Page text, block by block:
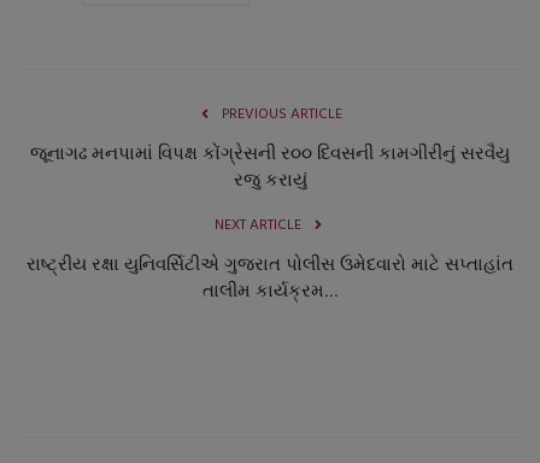
PREVIOUS ARTICLE
જૂનાગઢ મનપામાં વિપક્ષ કોંગ્રેસની ર૦૦ દિવસની કામગીરીનું સરવૈયુ
રજુ કરાયું
NEXT ARTICLE
રાષ્ટ્રીય રક્ષા યુનિવર્સિટીએ ગુજરાત પોલીસ ઉમેદવારો માટે સપ્તાહાંત
તાલીમ કાર્યક્રમ...